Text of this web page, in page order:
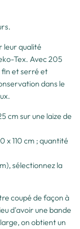
leur qualité
Tex. Avec 205
fin et serré et
dans le
cm sur une laize de
x 110 cm ; quantité
sélectionnez la
coupé de façon à
d'avoir une bande
on obtient un